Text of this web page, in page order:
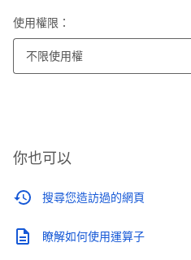
使用權限：
不限使用權
你也可以
搜尋您造訪過的網頁
瞭解如何使用運算子